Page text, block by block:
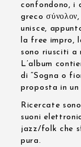
confondono, i
greco
unisce,
la free impro,
sono riusciti a
L’album
di “Sogna o
proposta in
Ricercate
suoni
jazz/folk che
pura.